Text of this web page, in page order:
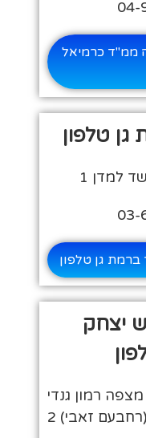
ממ"ד כרמיאל
טלפון
למדן 1
גן טלפון
יצחק
רמון גנדי
(רחבעם זאבי) 2